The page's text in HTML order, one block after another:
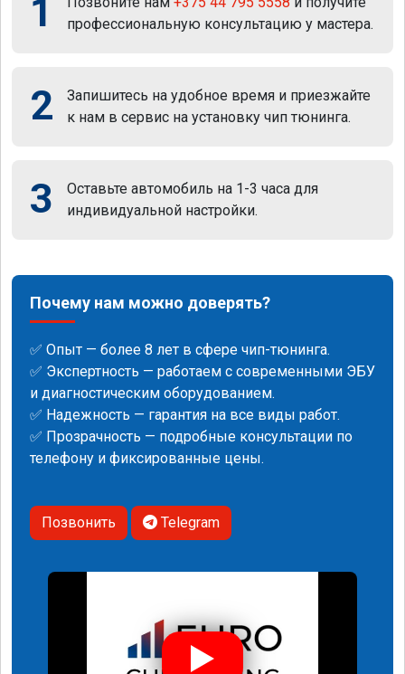
1
профессиональную консультацию у мастера.
2
Запишитесь на удобное время и приезжайте
к нам в сервис на установку чип тюнинга.
3
Оставьте автомобиль на 1-3 часа для
индивидуальной настройки.
Почему нам можно доверять?
✅ Опыт — более 8 лет в сфере чип-тюнинга.
✅ Экспертность — работаем с современными ЭБУ
и диагностическим оборудованием.
✅ Надежность — гарантия на все виды работ.
✅ Прозрачность — подробные консультации по
телефону и фиксированные цены.
Позвонить Telegram